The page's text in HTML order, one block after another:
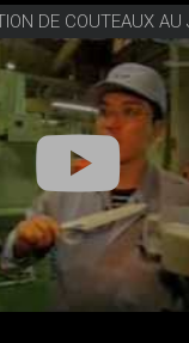
DE COUTEAUX AU